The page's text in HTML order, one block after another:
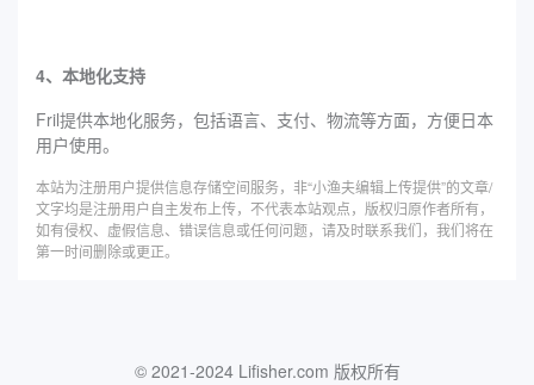
4、本地化支持
Fril提供本地化服务，包括语言、支付、物流等方面，方便日本
用户使用。
本站为注册用户提供信息存储空间服务，非“小渔夫编辑上传提供”的文章/
文字均是注册用户自主发布上传，不代表本站观点，版权归原作者所有，
如有侵权、虚假信息、错误信息或任何问题，请及时联系我们，我们将在
第一时间删除或更正。
© 2021-2024 Lifisher.com 版权所有